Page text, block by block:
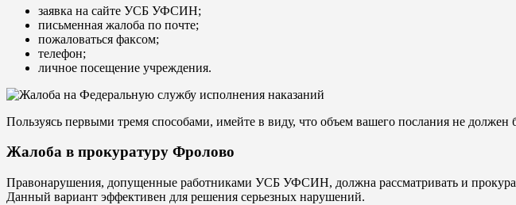
заявка на сайте УСБ УФСИН;
письменная жалоба по почте;
пожаловаться факсом;
телефон;
личное посещение учреждения.
Пользуясь первыми тремя способами, имейте в виду, что объем вашего послания не должен
Жалоба в прокуратуру Фролово
Правонарушения, допущенные работниками УСБ УФСИН, должна рассматривать и
Данный вариант эффективен для решения серьезных нарушений.